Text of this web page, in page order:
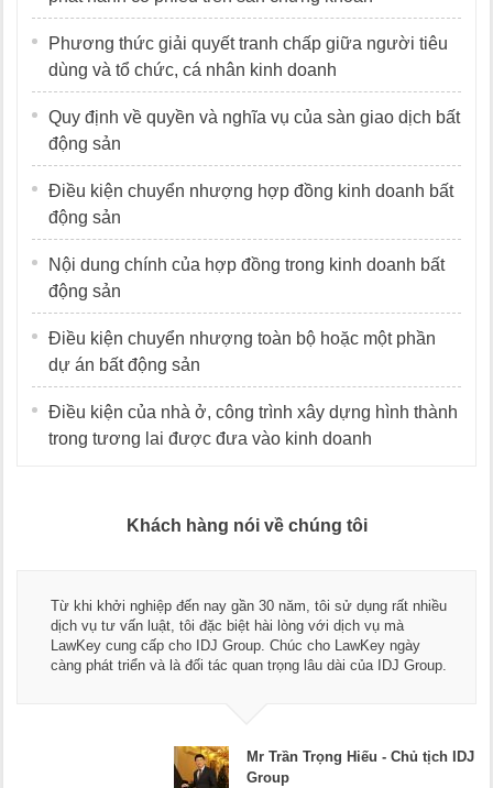
Phương thức giải quyết tranh chấp giữa người tiêu
dùng và tổ chức, cá nhân kinh doanh
Quy định về quyền và nghĩa vụ của sàn giao dịch bất
động sản
Điều kiện chuyển nhượng hợp đồng kinh doanh bất
động sản
Nội dung chính của hợp đồng trong kinh doanh bất
động sản
Điều kiện chuyển nhượng toàn bộ hoặc một phần
dự án bất động sản
Điều kiện của nhà ở, công trình xây dựng hình thành
trong tương lai được đưa vào kinh doanh
Khách hàng nói về chúng tôi
Từ khi khởi nghiệp đến nay gần 30 năm, tôi sử dụng rất nhiều
dịch vụ tư vấn luật, tôi đặc biệt hài lòng với dịch vụ mà
LawKey cung cấp cho IDJ Group. Chúc cho LawKey ngày
càng phát triển và là đối tác quan trọng lâu dài của IDJ Group.
Mr Trần Trọng Hiếu - Chủ tịch IDJ
Group